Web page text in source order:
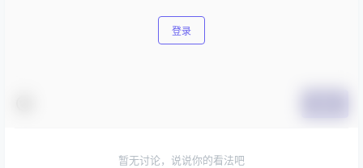
登录
暂无讨论，说说你的看法吧